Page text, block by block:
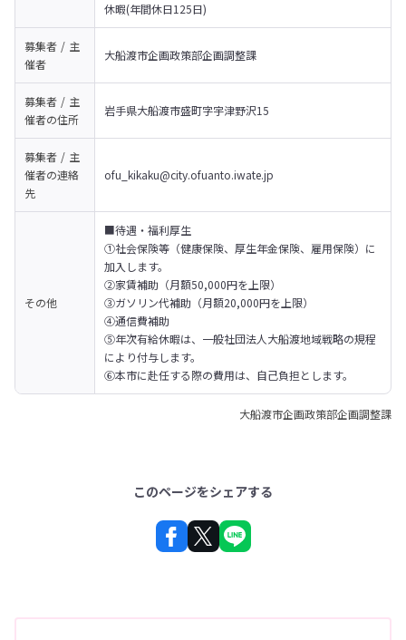
休暇(年間休日125日)
募集者 / 主
催者
大船渡市企画政策部企画調整課
募集者 / 主
催者の住所
岩手県大船渡市盛町字宇津野沢15
募集者 / 主
催者の連絡
先
ofu_kikaku@city.ofuanto.iwate.jp
その他
■待遇・福利厚生
①社会保険等（健康保険、厚生年金保険、雇用保険）に
加入します。
②家賃補助（月額50,000円を上限）
③ガソリン代補助（月額20,000円を上限）
④通信費補助
⑤年次有給休暇は、一般社団法人大船渡地域戦略の規程
により付与します。
⑥本市に赴任する際の費用は、自己負担とします。
大船渡市企画政策部企画調整課
このページをシェアする